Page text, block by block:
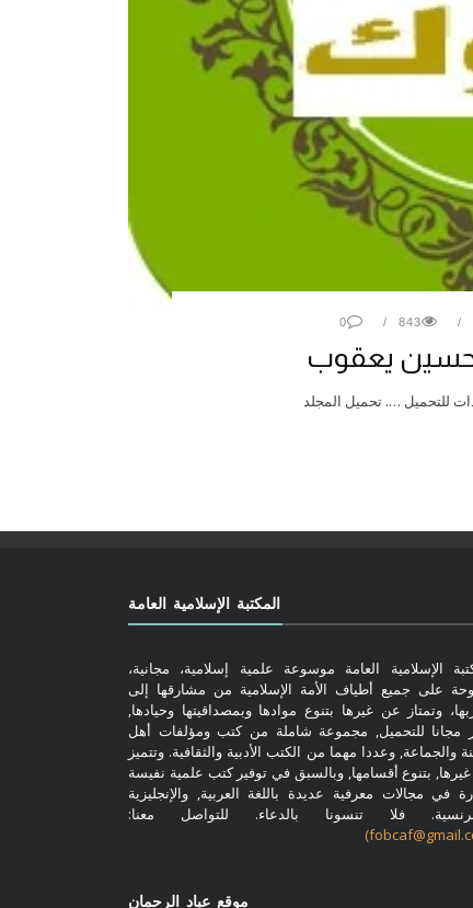
843
0
حسين يعقوب
للتحميل …. تحميل المجلد
المكتبة الإسلامية العامة
الإسلامية العامة موسوعة علمية إسلامية، مجانية،
على جميع أطياف الأمة الإسلامية من مشارقها إلى
وتمتاز عن غيرها بتنوع موادها وبمصداقيتها وحيادها,
مجانا للتحميل, مجموعة شاملة من كتب ومؤلفات أهل
والجماعة, وعددا مهما من الكتب الأدبية والثقافية. وتتميز
بتنوع أقسامها, وبالسبق في توفير كتب علمية نفيسة
في مجالات معرفية عديدة باللغة العربية, والإنجليزية
فلا تنسونا بالدعاء. للتواصل معنا:
موقع عباد الرحمان